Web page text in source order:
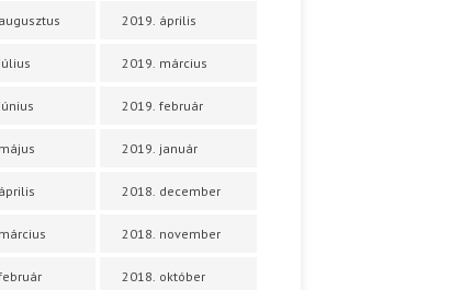
2019. április
2019. március
2019. február
2019. január
2018. december
2018. november
2018. október